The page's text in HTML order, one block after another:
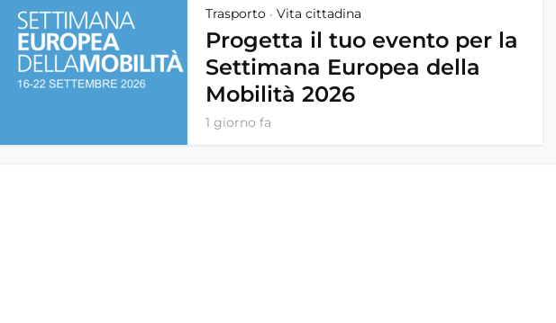
Trasporto • Vita cittadina
Progetta il tuo evento per la
Settimana Europea della
Mobilità 2026
1 giorno fa